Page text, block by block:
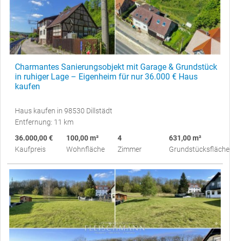
Charmantes Sanierungsobjekt mit Garage & Grundstück
in ruhiger Lage – Eigenheim für nur 36.000 € Haus
kaufen
Haus kaufen in 98530 Dillstädt
Entfernung: 11 km
36.000,00 €
Kaufpreis
100,00 m²
Wohnfläche
4
Zimmer
631,00 m²
Grundstücksfläche